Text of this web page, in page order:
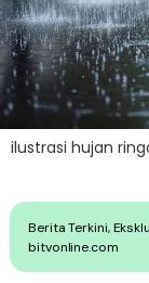
ilustrasi hujan
Berita Terkini,
bitvonline.com